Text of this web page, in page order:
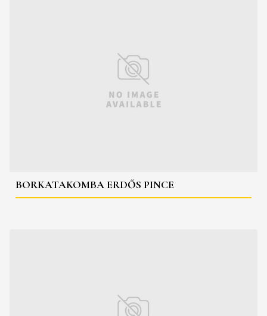
BORKATAKOMBA ERDŐS PINCE